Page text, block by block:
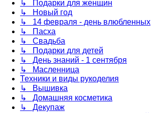
↳ Подарки для женщин
↳ Новый год
↳ 14 февраля - день влюбленных
↳ Пасха
↳ Свадьба
↳ Подарки для детей
↳ День знаний - 1 сентября
↳ Масленница
Техники и виды рукоделия
↳ Вышивка
↳ Домашняя косметика
↳ Декупаж